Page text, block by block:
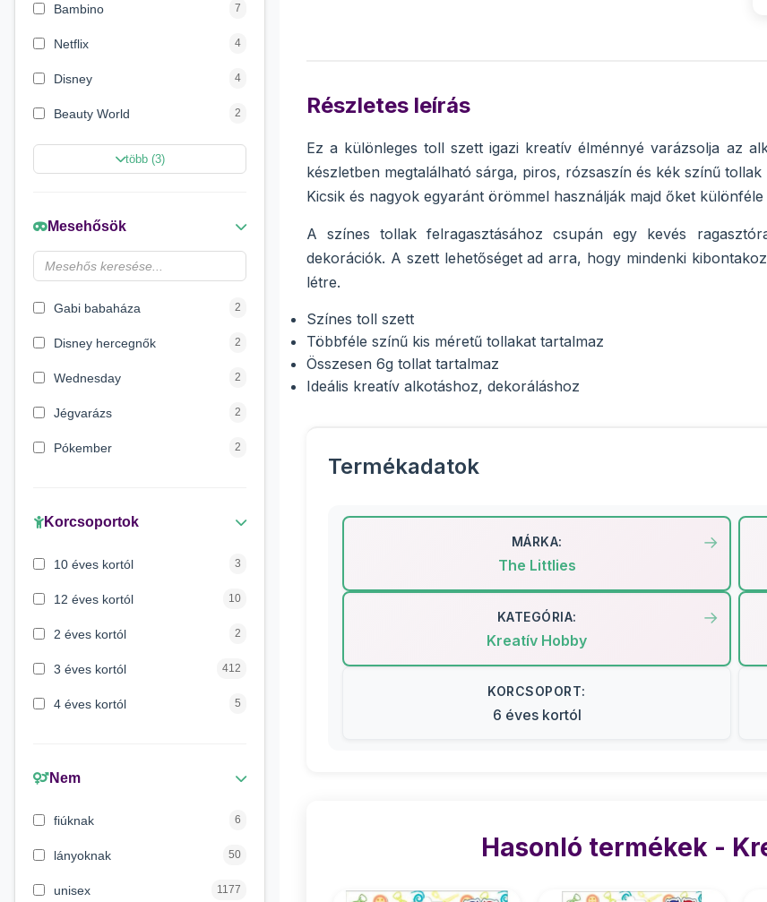
Bambino 7
Netflix 4
Disney 4
Beauty World 2
Creative Line 2
Marvel Szuperhősök
Disney hercegnők 2
több (3)
Mesehősök
Gabi babaháza 2
Disney hercegnők 2
Wednesday 2
Jégvarázs 2
Pókember 2
Peppa malac 1
Korcsoportok
10 éves kortól 3
12 éves kortól 10
2 éves kortól 2
3 éves kortól 412
4 éves kortól 5
6 éves kortól 428
Nem
fiúknak 6
lányoknak 50
unisex 1177
Részletes leírás
Ez a különleges toll szett igazi kreatív élménnyé varázsolja az
készletben megtalálható sárga, piros, rózsaszín és kék színű
Kicsik és nagyok egyaránt örömmel használják majd őket
A színes tollak felragasztásához csupán egy kevés
dekorációk. A szett lehetőséget ad arra, hogy mindenki
létre.
Színes toll szett
Többféle színű kis méretű tollakat tartalmaz
Összesen 6g tollat tartalmaz
Ideális kreatív alkotáshoz, dekoráláshoz
Termékadatok
MÁRKA:
The Littlies
KATEGÓRIA:
Kreatív Hobby
KORCSOPORT:
6 éves kortól
Hasonló termékek -